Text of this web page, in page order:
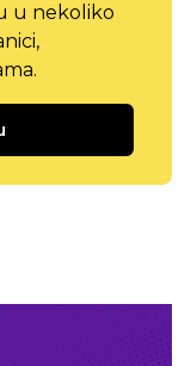
u nekoliko